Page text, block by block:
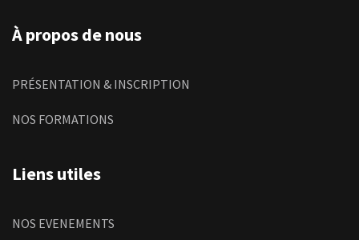
À propos de nous
PRÉSENTATION & INSCRIPTION
NOS FORMATIONS
Liens utiles
NOS EVENEMENTS